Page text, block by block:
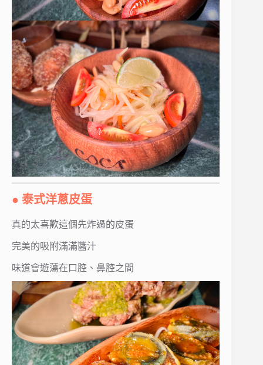
● 泰式洋蔥皮蛋
真的太喜歡這個先炸過的皮蛋
完美的吸附滿滿醬汁
味道會遊蕩在口腔、鼻腔之間